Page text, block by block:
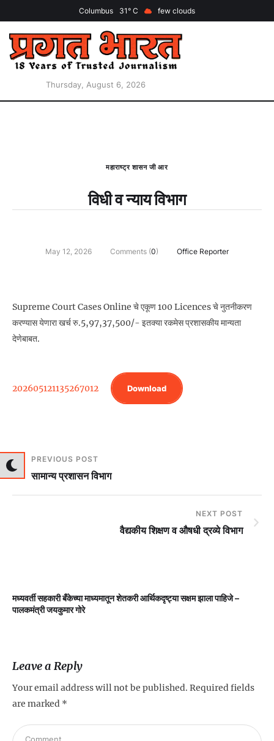
Columbus 31 few clouds
Thursday, August 6, 2026
महाराष्ट्र शासन जी आर
विधी व न्याय विभाग
May 12, 2026 Comments (0) Office Reporter
Supreme Court Cases Online चे एकूण 100 Licences चे नुतनीकरण
करण्यास येणारा खर्च रु.5,97,37,500/- इतक्या रकमेस प्रशासकीय मान्यता
देणेबाबत.
202605121135267012 Download
PREVIOUS POST
सामान्य प्रशासन विभाग
NEXT POST
वैद्यकीय शिक्षण व औषधी द्रव्‍ये विभाग
मध्यवर्ती सहकारी बँकेच्या माध्यमातून शेतकरी आर्थिकदृष्ट्या सक्षम झाला पाहिजे –
पालकमंत्री जयकुमार गोरे
Leave a Reply
Your email address will not be published. Required fields
are marked *